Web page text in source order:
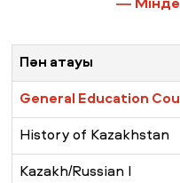
—
Пән атауы
General Education
History of Kazakhstan
Kazakh/Russian I